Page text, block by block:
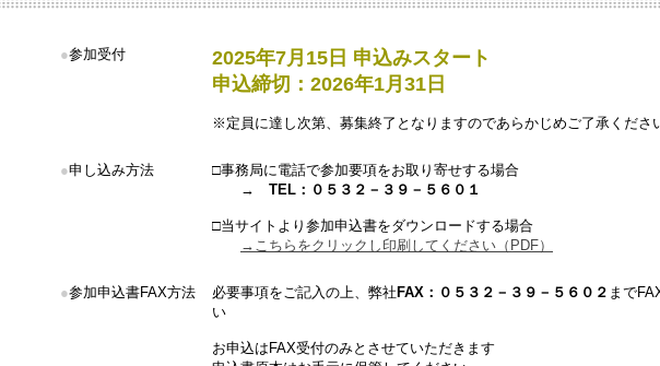
●参加受付
2025年7月15日 申込みスタート
申込締切：2026年1月31日
※定員に達し次第、募集終了となりますのであらかじめご了承くださ
●申し込み方法
□事務局に電話で参加要項をお取り寄せする場合
→ TEL：０５３２－３９－５６０１
□当サイトより参加申込書をダウンロードする場合
→こちらをクリックし印刷してください（PDF）
●参加申込書FAX方法 必要事項をご記入の上、弊社 FAX：０５３２－３９－５６０２ まで
い
お申込はFAX受付のみとさせていただきます